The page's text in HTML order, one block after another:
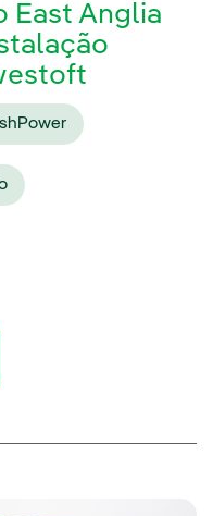
East Anglia